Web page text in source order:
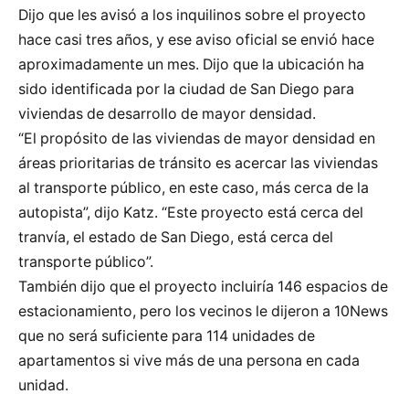
Dijo que les avisó a los inquilinos sobre el proyecto
hace casi tres años, y ese aviso oficial se envió hace
aproximadamente un mes. Dijo que la ubicación ha
sido identificada por la ciudad de San Diego para
viviendas de desarrollo de mayor densidad.
“El propósito de las viviendas de mayor densidad en
áreas prioritarias de tránsito es acercar las viviendas
al transporte público, en este caso, más cerca de la
autopista”, dijo Katz. “Este proyecto está cerca del
tranvía, el estado de San Diego, está cerca del
transporte público”.
También dijo que el proyecto incluiría 146 espacios de
estacionamiento, pero los vecinos le dijeron a 10News
que no será suficiente para 114 unidades de
apartamentos si vive más de una persona en cada
unidad.